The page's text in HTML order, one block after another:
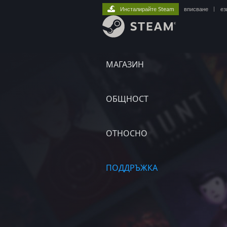
МАГАЗИН
ОБЩНОСТ
ОТНОСНО
ПОДДРЪЖКА
Инсталирайте Steam вписване